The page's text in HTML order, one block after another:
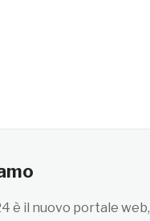
è il nuovo portale web,